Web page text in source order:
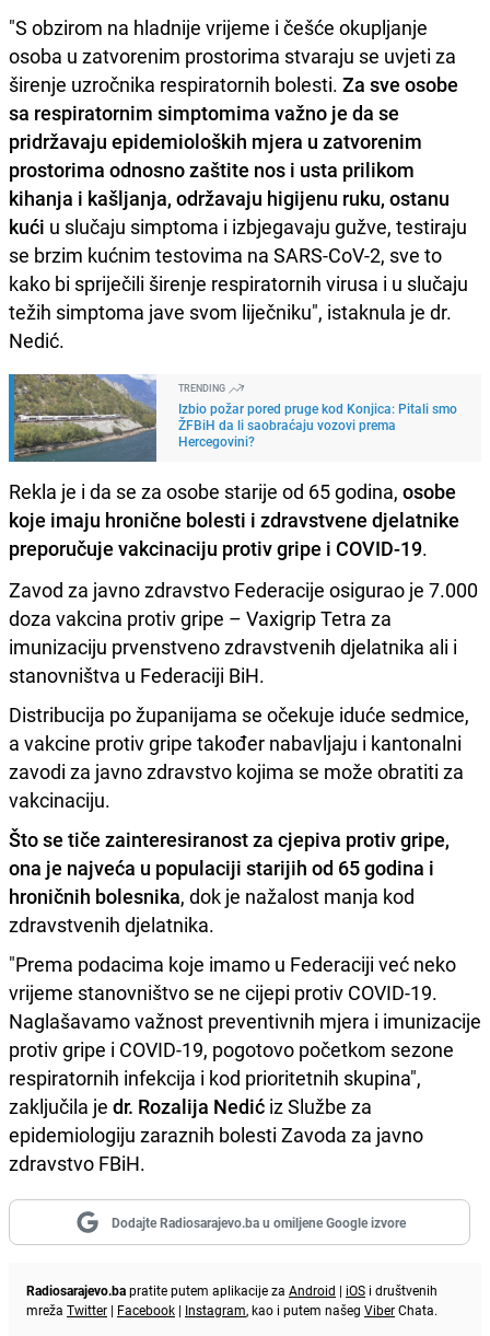
"S obzirom na hladnije vrijeme i češće okupljanje
osoba u zatvorenim prostorima stvaraju se uvjeti za
širenje uzročnika respiratornih bolesti. Za sve osobe
sa respiratornim simptomima važno je da se
pridržavaju epidemioloških mjera u zatvorenim
prostorima odnosno zaštite nos i usta prilikom
kihanja i kašljanja, održavaju higijenu ruku, ostanu
kući u slučaju simptoma i izbjegavaju gužve, testiraju
se brzim kućnim testovima na SARS-CoV-2, sve to
kako bi spriječili širenje respiratornih virusa i u slučaju
težih simptoma jave svom liječniku", istaknula je dr.
Nedić.
TRENDING
Izbio požar pored pruge kod Konjica: Pitali smo
ŽFBiH da li saobraćaju vozovi prema
Hercegovini?
Rekla je i da se za osobe starije od 65 godina, osobe
koje imaju hronične bolesti i zdravstvene djelatnike
preporučuje vakcinaciju protiv gripe i COVID-19.
Zavod za javno zdravstvo Federacije osigurao je 7.000
doza vakcina protiv gripe – Vaxigrip Tetra za
imunizaciju prvenstveno zdravstvenih djelatnika ali i
stanovništva u Federaciji BiH.
Distribucija po županijama se očekuje iduće sedmice,
a vakcine protiv gripe također nabavljaju i kantonalni
zavodi za javno zdravstvo kojima se može obratiti za
vakcinaciju.
Što se tiče zainteresiranost za cjepiva protiv gripe,
ona je najveća u populaciji starijih od 65 godina i
hroničnih bolesnika, dok je nažalost manja kod
zdravstvenih djelatnika.
"Prema podacima koje imamo u Federaciji već neko
vrijeme stanovništvo se ne cijepi protiv COVID-19.
Naglašavamo važnost preventivnih mjera i imunizacije
protiv gripe i COVID-19, pogotovo početkom sezone
respiratornih infekcija i kod prioritetnih skupina",
zaključila je dr. Rozalija Nedić iz Službe za
epidemiologiju zaraznih bolesti Zavoda za javno
zdravstvo FBiH.
Dodajte Radiosarajevo.ba u omiljene Google izvore
Radiosarajevo.bapratite putem aplikacije za Android | iOS i društvenih
mreža Twitter | Facebook | Instagram, kao i putem našeg ViberChata.